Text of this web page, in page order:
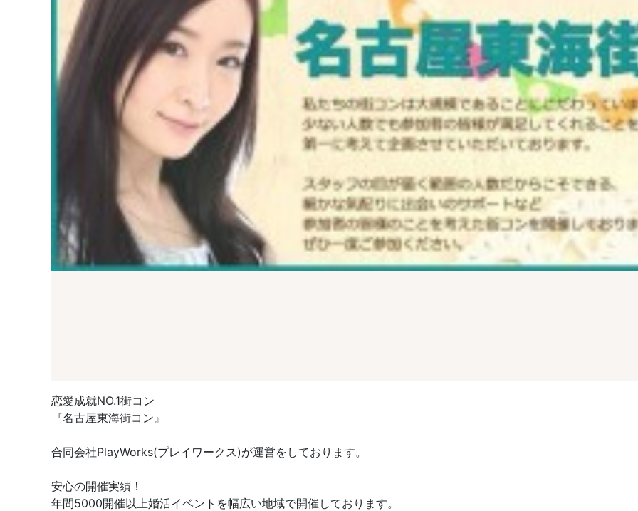
恋愛成就NO.1街コン
『名古屋東海街コン』
合同会社PlayWorks(プレイワークス)が運営をしております。
安心の開催実績！
年間5000開催以上婚活イベントを幅広い地域で開催しております。